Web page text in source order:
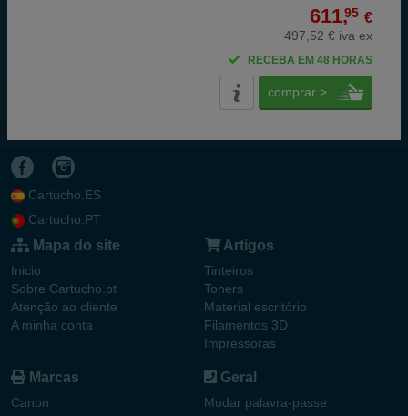
611,95 €
497,52 € iva ex
RECEBA EM 48 HORAS
comprar >
Cartucho.ES
Cartucho.PT
Mapa do site
Inicio
Sobre Cartucho.pt
Atenção ao cliente
A minha conta
Artigos
Tinteiros
Toners
Material escritório
Filamentos 3D
Impressoras
Marcas
Canon
Geral
Mudar palavra-passe